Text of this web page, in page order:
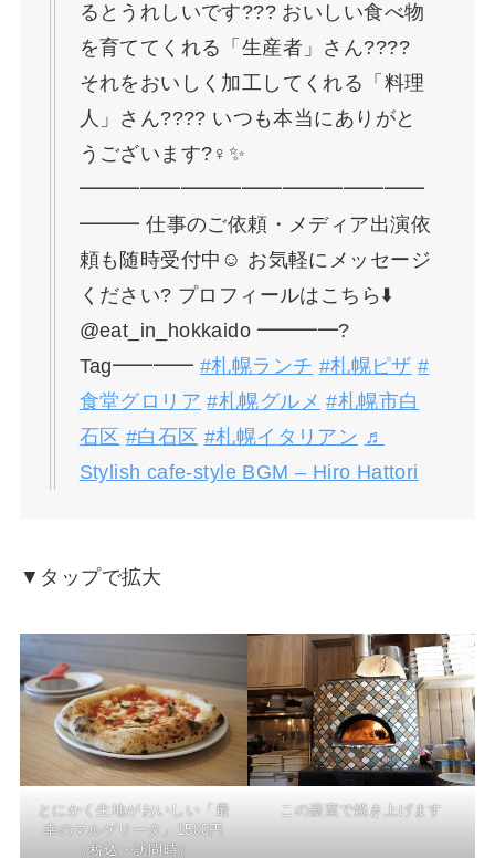
るとうれしいです??? おいしい食べ物
を育ててくれる「生産者」さん?‍??‍?
それをおいしく加工してくれる「料理
人」さん?‍??‍? いつも本当にありがと
うございます?‍♀️✨
━━━━━━━━━━━━━━━━━
━━━ 仕事のご依頼・メディア出演依
頼も随時受付中☺️ お気軽にメッセージ
ください? プロフィールはこちら⬇️
@eat_in_hokkaido ━━━━?
Tag━━━━ #札幌ランチ #札幌ピザ #
食堂グロリア #札幌グルメ #札幌市白
石区 #白石区 #札幌イタリアン ♬
Stylish cafe-style BGM – Hiro Hattori
▼タップで拡大
とにかく生地がおいしい「最
幸のマルゲリータ」1500円
（税込・訪問時）
この薪窯で焼き上げます